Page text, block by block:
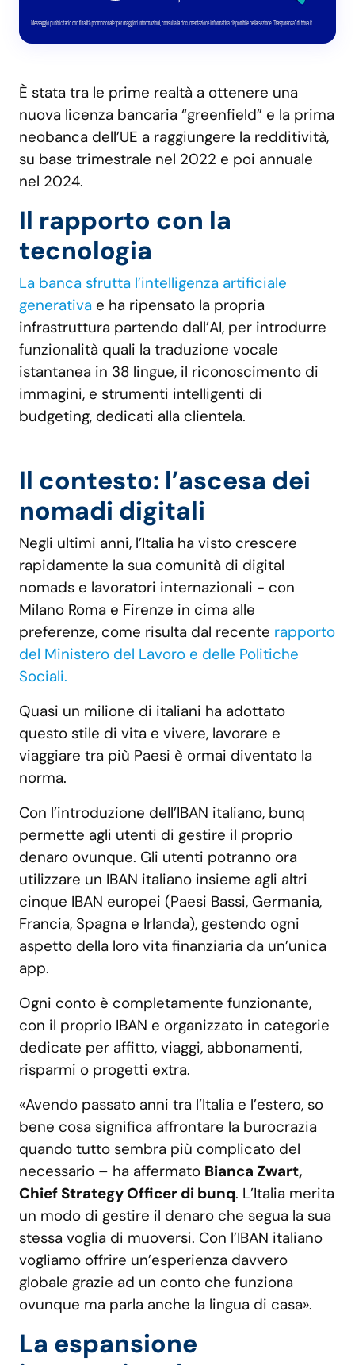
È stata tra le prime realtà a ottenere una
nuova licenza bancaria “greenfield” e la prima
neobanca dell’UE a raggiungere la redditività,
su base trimestrale nel 2022 e poi annuale
nel 2024.
Il rapporto con la
tecnologia
La banca sfrutta l’intelligenza artificiale
generativa e ha ripensato la propria
infrastruttura partendo dall’AI, per introdurre
funzionalità quali la traduzione vocale
istantanea in 38 lingue, il riconoscimento di
immagini, e strumenti intelligenti di
budgeting, dedicati alla clientela.
Il contesto: l’ascesa dei
nomadi digitali
Negli ultimi anni, l’Italia ha visto crescere
rapidamente la sua comunità di digital
nomads e lavoratori internazionali - con
Milano Roma e Firenze in cima alle
preferenze, come risulta dal recente rapporto
del Ministero del Lavoro e delle Politiche
Sociali.
Quasi un milione di italiani ha adottato
questo stile di vita e vivere, lavorare e
viaggiare tra più Paesi è ormai diventato la
norma.
Con l’introduzione dell’IBAN italiano, bunq
permette agli utenti di gestire il proprio
denaro ovunque. Gli utenti potranno ora
utilizzare un IBAN italiano insieme agli altri
cinque IBAN europei (Paesi Bassi, Germania,
Francia, Spagna e Irlanda), gestendo ogni
aspetto della loro vita finanziaria da un’unica
app.
Ogni conto è completamente funzionante,
con il proprio IBAN e organizzato in categorie
dedicate per affitto, viaggi, abbonamenti,
risparmi o progetti extra.
«Avendo passato anni tra l’Italia e l’estero, so
bene cosa significa affrontare la burocrazia
quando tutto sembra più complicato del
necessario – ha affermato Bianca Zwart,
Chief Strategy Officer di bunq. L’Italia merita
un modo di gestire il denaro che segua la sua
stessa voglia di muoversi. Con l’IBAN italiano
vogliamo offrire un’esperienza davvero
globale grazie ad un conto che funziona
ovunque ma parla anche la lingua di casa».
La espansione